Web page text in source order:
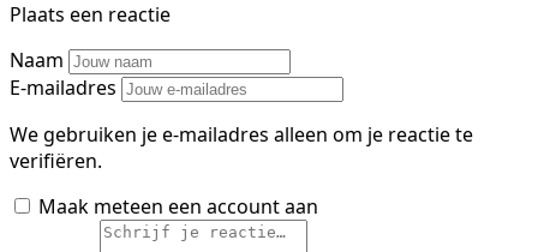
Plaats een reactie
Naam
E-mailadres
We gebruiken je e-mailadres alleen om je reactie te
verifiëren.
Maak meteen een account aan